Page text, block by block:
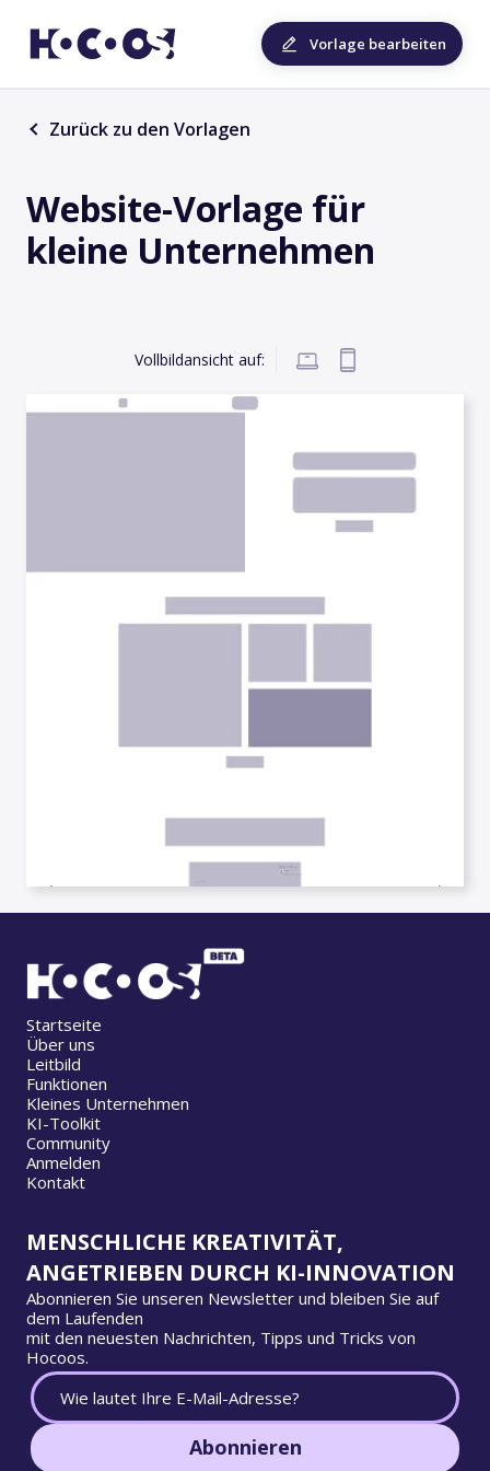
Vorlage bearbeiten
Zurück zu den Vorlagen
Website-Vorlage für
kleine Unternehmen
Vollbildansicht auf:
Startseite
Über uns
Leitbild
Funktionen
Kleines Unternehmen
KI-Toolkit
Community
Anmelden
Kontakt
MENSCHLICHE KREATIVITÄT,
ANGETRIEBEN DURCH KI-INNOVATION
Abonnieren Sie unseren Newsletter und bleiben Sie auf
dem Laufenden
mit den neuesten Nachrichten, Tipps und Tricks von
Hocoos.
Abonnieren